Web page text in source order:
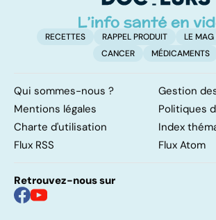
RECETTES RAPPEL PRODUIT
LE MAG
CANCER
MÉDICAMENTS
Qui sommes-nous ?
Gestion
Mentions légales
Politiques
Charte d'utilisation
Index
Flux RSS
Flux Atom
Retrouvez-nous sur